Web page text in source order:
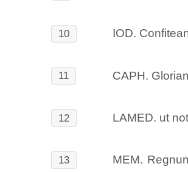
10 IOD.
11 CAPH.
12 LAMED. ut
13
MEM.